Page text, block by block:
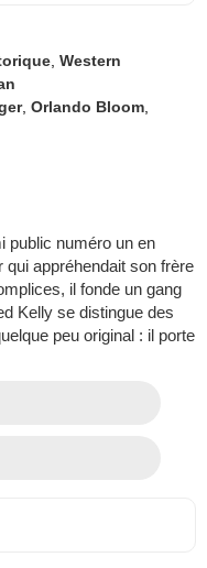
,Western
,Orlando Bloom
public numéro un en
appréhendait son frère
il fonde un gang
Kelly se distingue des
peu original : il porte